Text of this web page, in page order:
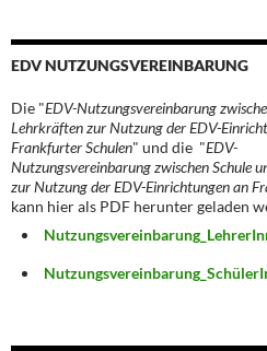
EDV NUTZUNGSVEREINBARUNG
Die "EDV-Nutzungsvereinbarung
Lehrkräften zur Nutzung der EDV-
Frankfurter Schulen" und die "EDV-
Nutzungsvereinbarung zwischen Schule
zur Nutzung der EDV-Einrichtungen an
kann hier als PDF herunter geladen